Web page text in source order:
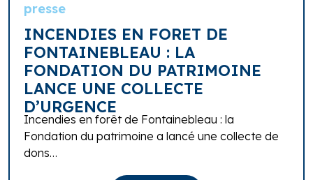
presse
INCENDIES EN FORET DE
FONTAINEBLEAU : LA
FONDATION DU PATRIMOINE
LANCE UNE COLLECTE
D’URGENCE
Incendies en forêt de Fontainebleau : la
Fondation du patrimoine a lancé une collecte de
dons…